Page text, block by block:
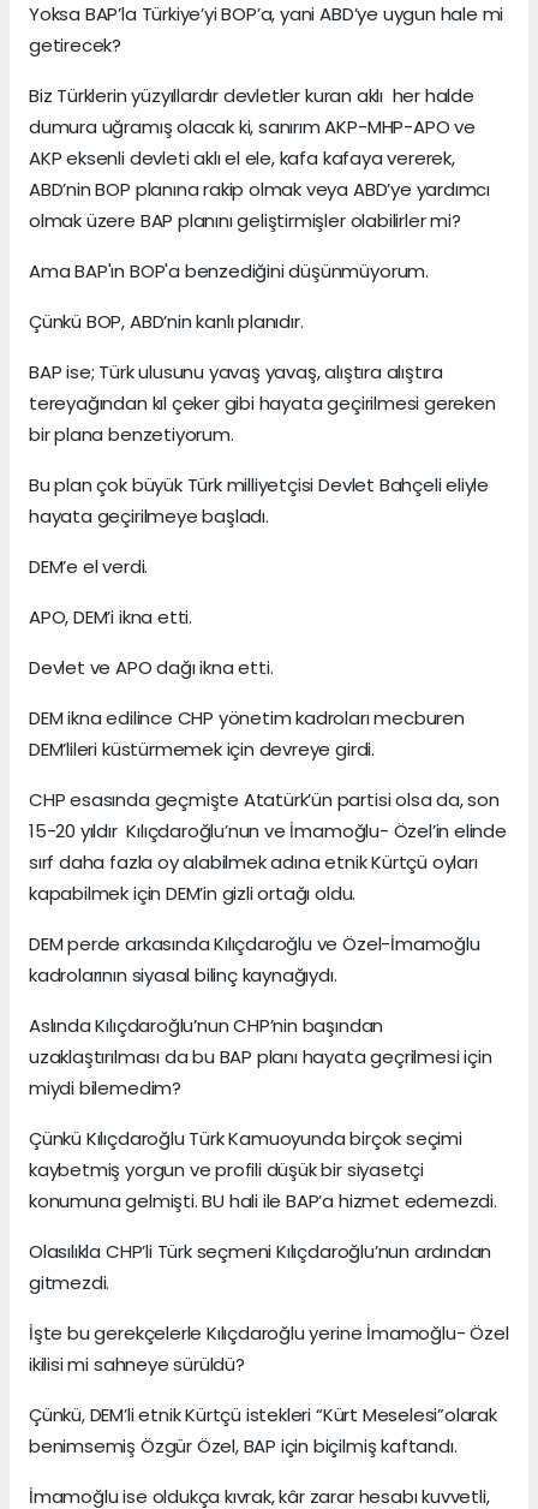
Yoksa BAP’la Türkiye’yi BOP’a, yani ABD’ye uygun hale mi
getirecek?
Biz Türklerin yüzyıllardır devletler kuran aklı her halde
dumura uğramış olacak ki, sanırım AKP-MHP-APO ve
AKP eksenli devleti aklı el ele, kafa kafaya vererek,
ABD’nin BOP planına rakip olmak veya ABD’ye yardımcı
olmak üzere BAP planını geliştirmişler olabilirler mi?
Ama BAP'ın BOP'a benzediğini düşünmüyorum.
Çünkü BOP, ABD’nin kanlı planıdır.
BAP ise; Türk ulusunu yavaş yavaş, alıştıra alıştıra
tereyağından kıl çeker gibi hayata geçirilmesi gereken
bir plana benzetiyorum.
Bu plan çok büyük Türk milliyetçisi Devlet Bahçeli eliyle
hayata geçirilmeye başladı.
DEM’e el verdi.
APO, DEM’i ikna etti.
Devlet ve APO dağı ikna etti.
DEM ikna edilince CHP yönetim kadroları mecburen
DEM’lileri küstürmemek için devreye girdi.
CHP esasında geçmişte Atatürk’ün partisi olsa da, son
15-20 yıldır Kılıçdaroğlu’nun ve İmamoğlu- Özel’in elinde
sırf daha fazla oy alabilmek adına etnik Kürtçü oyları
kapabilmek için DEM’in gizli ortağı oldu.
DEM perde arkasında Kılıçdaroğlu ve Özel-İmamoğlu
kadrolarının siyasal bilinç kaynağıydı.
Aslında Kılıçdaroğlu’nun CHP’nin başından
uzaklaştırılması da bu BAP planı hayata geçrilmesi için
miydi bilemedim?
Çünkü Kılıçdaroğlu Türk Kamuoyunda birçok seçimi
kaybetmiş yorgun ve profili düşük bir siyasetçi
konumuna gelmişti. BU hali ile BAP’a hizmet edemezdi.
Olasılıkla CHP’li Türk seçmeni Kılıçdaroğlu’nun ardından
gitmezdi.
İşte bu gerekçelerle Kılıçdaroğlu yerine İmamoğlu- Özel
ikilisi mi sahneye sürüldü?
Çünkü, DEM’li etnik Kürtçü istekleri “Kürt Meselesi”olarak
benimsemiş Özgür Özel, BAP için biçilmiş kaftandı.
İmamoğlu ise oldukça kıvrak, kâr zarar hesabı kuvvetli,